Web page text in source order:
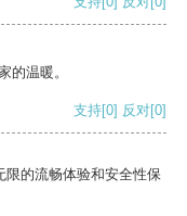
的温暖。
支持[0] 反对[0]
限的流畅体验和安全性保